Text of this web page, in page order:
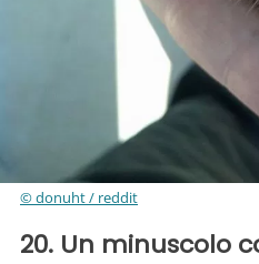
© donuht / reddit
20. Un minuscolo